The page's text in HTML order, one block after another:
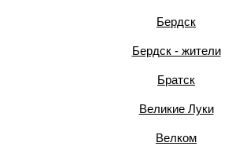
Бердск
Бердск - жители
Братск
Великие Луки
Велком